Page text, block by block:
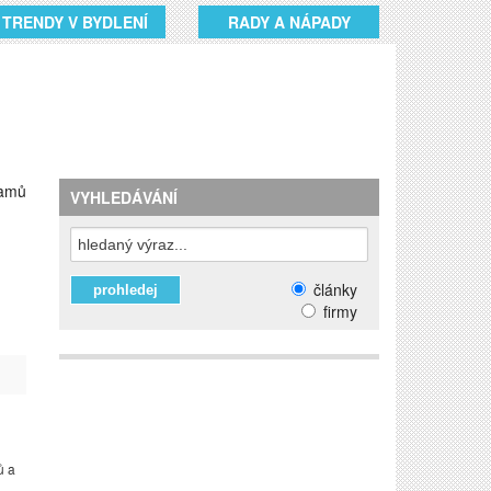
TRENDY V BYDLENÍ RADY A NÁPADY
a
VYHLEDÁVÁNÍ
články
firmy